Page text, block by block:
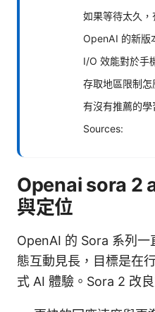
如果等待太久，
OpenAI 的新版
I/O 效能對於手
存取地區限制怎
有沒有推薦的學
Sources:
Openai sora 2
與定位
OpenAI 的 Sora 系列一
態互動見長，目標是在
式 AI 體驗。Sora 2 改